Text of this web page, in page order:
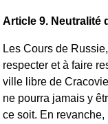
Article 9. Neutralité
Les Cours de
respecter et à faire
ville libre de
ne pourra jamais y
ce soit. En